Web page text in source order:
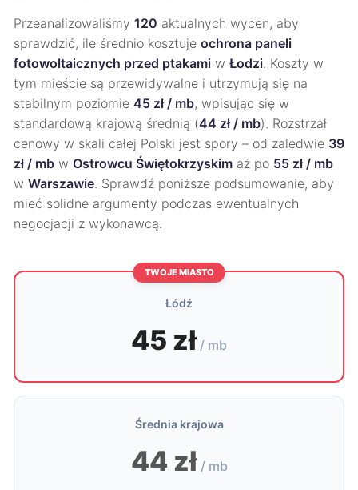
Przeanalizowaliśmy 120 aktualnych wycen, aby
sprawdzić, ile średnio kosztuje ochrona paneli
fotowoltaicznych przed ptakami w Łodzi. Koszty w
tym mieście są przewidywalne i utrzymują się na
stabilnym poziomie 45 zł / mb, wpisując się w
standardową krajową średnią (44 zł / mb). Rozstrzał
cenowy w skali całej Polski jest spory – od zaledwie 39
zł / mb w Ostrowcu Świętokrzyskim aż po 55 zł / mb
w Warszawie. Sprawdź poniższe podsumowanie, aby
mieć solidne argumenty podczas ewentualnych
negocjacji z wykonawcą.
TWOJE MIASTO
Łódź
45 zł / mb
Średnia krajowa
44 zł / mb